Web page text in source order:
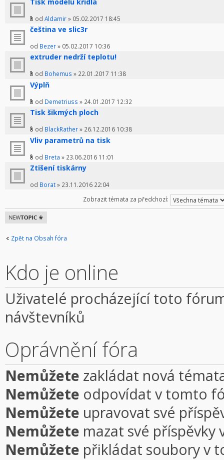
Tisk modelu křídla
od Aldamir» 05.02.2017 18:45
čeština ve slic3r
od Bezer» 05.02.2017 10:36
extruder nedrží teplotu!
od Bohemus » 22.01.2017 11:38
Výplň
od Demetriuss » 24.01.2017 12:32
Tisk šikmých ploch
od BlackRather» 26.12.2016 10:38
Vliv parametrů na tisk
od Breta » 23.06.2016 11:01
Ztišení tiskárny
od Borat» 23.11.2016 22:04
Zobrazit témata za předchozí:
Odeslat nové
téma
Zpět na Obsah fóra
Kdo je online
Uživatelé procházející toto
návštevníků
Oprávnění fóra
Nemůžete zakládat nová
Nemůžete odpovídat v tomto
Nemůžete upravovat své
Nemůžete mazat své
Nemůžete přikládat soubory v